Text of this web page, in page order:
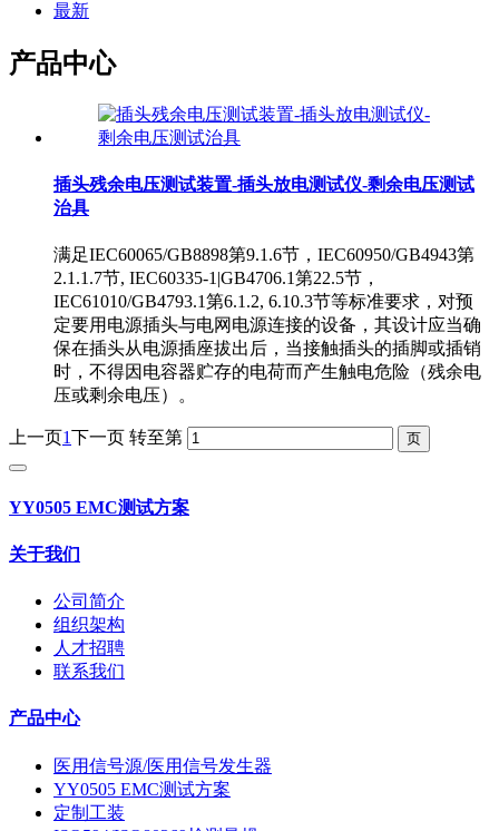
最新
产品中心
插头残余电压测试装置-插头放电测试仪-剩余电压测试
治具
满足IEC60065/GB8898第9.1.6节，IEC60950/GB4943第
2.1.1.7节, IEC60335-1|GB4706.1第22.5节，
IEC61010/GB4793.1第6.1.2, 6.10.3节等标准要求，对预
定要用电源插头与电网电源连接的设备，其设计应当确
保在插头从电源插座拔出后，当接触插头的插脚或插销
时，不得因电容器贮存的电荷而产生触电危险（残余电
压或剩余电压）。
上一页1下一页 转至第
YY0505 EMC测试方案
关于我们
公司简介
组织架构
人才招聘
联系我们
产品中心
医用信号源/医用信号发生器
YY0505 EMC测试方案
定制工装